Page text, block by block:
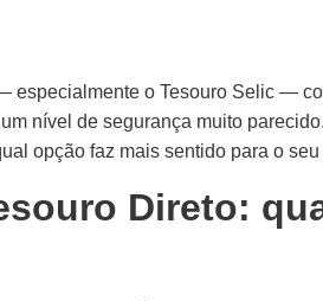
especialmente o Tesouro Selic —
nível de segurança muito
opção faz mais sentido para o seu
Direto: